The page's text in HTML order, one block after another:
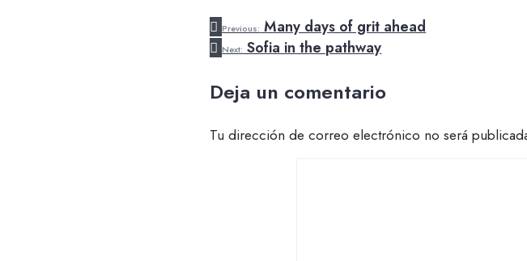
Previous: Many days of grit ahead
Next: Sofia in the pathway
Deja un comentario
Tu dirección de correo electrónico no será